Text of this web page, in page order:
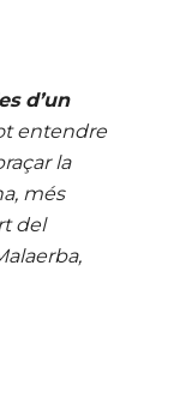
d’un
entendre
la
més
del